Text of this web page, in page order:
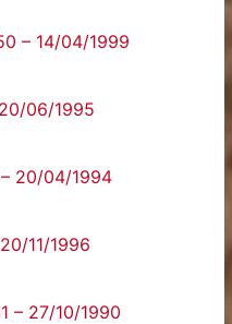
– 14/04/1999
06/1995
20/04/1994
11/1996
– 27/10/1990